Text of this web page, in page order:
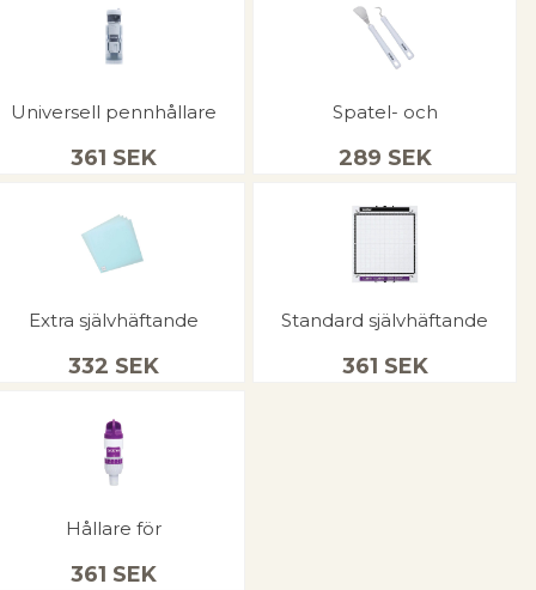
Universell pennhållare
361 SEK
Spatel- och
289 SEK
Extra självhäftande
332 SEK
Standard självhäftande
361 SEK
Hållare för
361 SEK